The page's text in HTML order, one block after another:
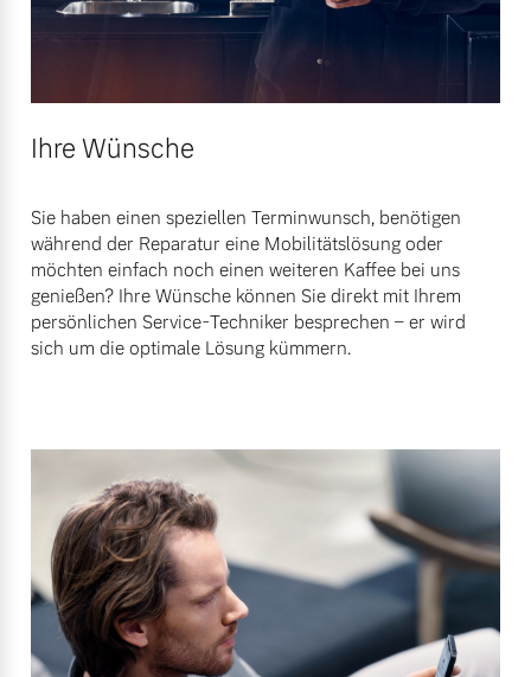
Ihre Wünsche
Sie haben einen speziellen Terminwunsch, benötigen
während der Reparatur eine Mobilitätslösung oder
möchten einfach noch einen weiteren Kaffee bei uns
genießen? Ihre Wünsche können Sie direkt mit Ihrem
persönlichen Service-Techniker besprechen – er wird
sich um die optimale Lösung kümmern.